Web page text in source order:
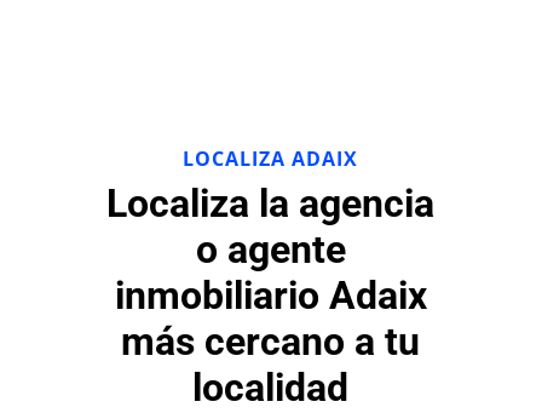
LOCALIZA ADAIX
Localiza la agencia
o agente
inmobiliario Adaix
más cercano a tu
localidad